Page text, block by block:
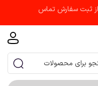
ثبت سفارش تماس